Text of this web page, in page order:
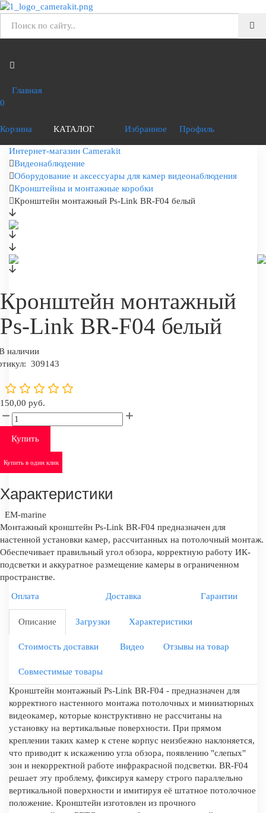
Главная
0
Корзина КАТАЛОГ Избранное Профиль
Интернет-магазин Camerakit
Видеонаблюдение
Оборудование и аксессуары для камер видеонаблюдения
Кронштейны и монтажные коробки
Кронштейн монтажный Ps-Link BR-F04 белый
Кронштейн монтажный
Ps-Link BR-F04 белый
наличии
309143
150,00 руб.
Купить
Купить в один клик
Характеристики
EM-marine
Монтажный кронштейн Ps-Link BR-F04 предназначен для
настенной установки камер, рассчитанных на потолочный монтаж.
Обеспечивает правильный угол обзора, корректную работу ИК-
подсветки и аккуратное размещение камеры в ограниченном
пространстве.
Оплата
Доставка Гарантии
Описание Загрузки Характеристики
Стоимость доставки Видео Отзывы на товар
Совместимые товары
Кронштейн монтажный Ps-Link BR-F04 - предназначен для
корректного настенного монтажа потолочных и миниатюрных
видеокамер, которые конструктивно не рассчитаны на
установку на вертикальные поверхности. При прямом
креплении таких камер к стене корпус неизбежно наклоняется,
что приводит к искажению угла обзора, появлению "слепых"
зон и некорректной работе инфракрасной подсветки. BR-F04
решает эту проблему, фиксируя камеру строго параллельно
вертикальной поверхности и имитируя её штатное потолочное
положение. Кронштейн изготовлен из прочного